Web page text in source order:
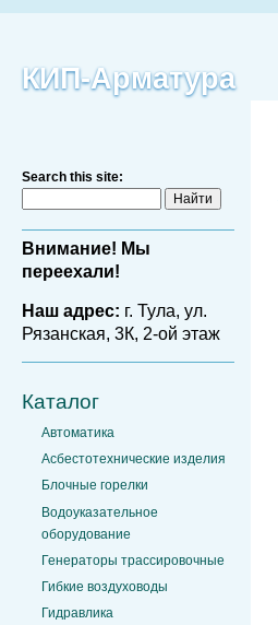
КИП-Арматура
Search this site:
Внимание! Мы
переехали!
Наш адрес: г. Тула, ул.
Рязанская, 3К, 2-ой этаж
Каталог
Автоматика
Асбестотехнические изделия
Блочные горелки
Водоуказательное
оборудование
Генераторы трассировочные
Гибкие воздуховоды
Гидравлика